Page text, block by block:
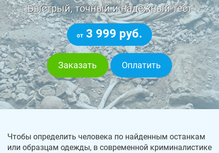
Быстрый, точный и надежный тест
от 3 999 руб.
Заказать Оплатить
Чтобы определить человека по найденным останкам
или образцам одежды, в современной криминалистике